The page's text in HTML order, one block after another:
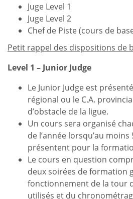
Juge Level 1
Juge Level 2
Chef de Piste (cours de
Petit rappel des dispositions de
Level 1 – Junior Judge
Le Junior Judge est
régional ou le C.A.
d’obstacle de la ligue.
Un cours sera organisé
de l’année lorsqu’au
présentent pour la
Le cours en question
deux soirées de formation
fonctionnement de la tour
utilisés et du